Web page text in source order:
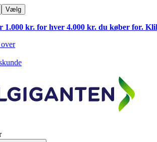
Vælg
1.000 kr. for hver 4.000 kr. du køber for.